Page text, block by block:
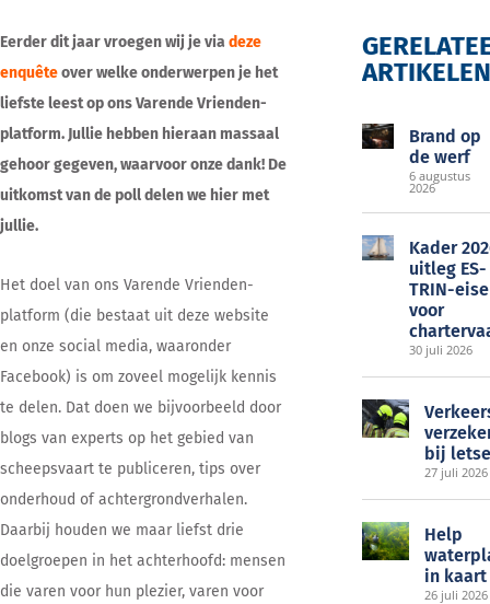
EOC
Eerder dit jaar vroegen wij je via deze
enquêteover welke onderwerpen je het
liefste leest op ons Varende Vrienden-
platform. Jullie hebben hieraan massaal
gehoor gegeven, waarvoor onze dank! De
uitkomst van de poll delen we hier met
jullie.
Het doel van ons Varende Vrienden-
platform (die bestaat uit deze website
en onze social media, waaronder
Facebook) is om zoveel mogelijk kennis
te delen. Dat doen we bijvoorbeeld door
blogs van experts op het gebied van
scheepsvaart te publiceren, tips over
onderhoud of achtergrondverhalen.
Daarbij houden we maar liefst drie
doelgroepen in het achterhoofd: mensen
die varen voor hun plezier, varen voor
ARTIKELEN
Brand op
de werf
6 augustus
2026
Kader
uitleg ES-
TRIN-
voor
30 juli 2026
bij
27 juli 2026
Help
in
26 juli 2026